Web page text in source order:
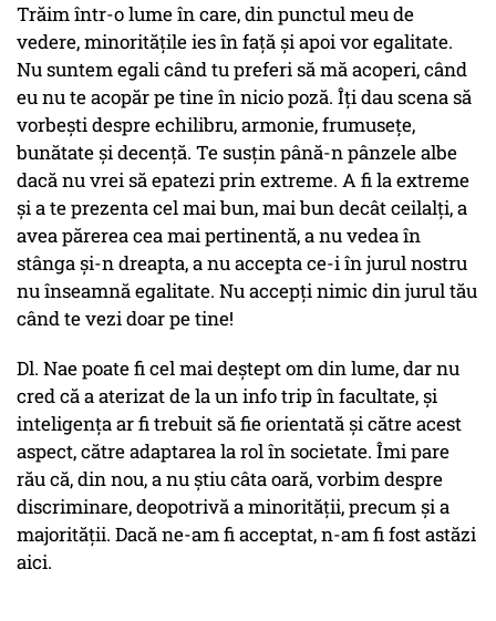
Trăim într-o lume în care, din punctul meu de
vedere, minoritățile ies în față și apoi vor egalitate.
Nu suntem egali când tu preferi să mă acoperi, când
eu nu te acopăr pe tine în nicio poză. Îți dau scena să
vorbești despre echilibru, armonie, frumusețe,
bunătate și decență. Te susțin până-n pânzele albe
dacă nu vrei să epatezi prin extreme. A fi la extreme
și a te prezenta cel mai bun, mai bun decât ceilalți, a
avea părerea cea mai pertinentă, a nu vedea în
stânga și-n dreapta, a nu accepta ce-i în jurul nostru
nu înseamnă egalitate. Nu accepți nimic din jurul tău
când te vezi doar pe tine!
Dl. Nae poate fi cel mai deștept om din lume, dar nu
cred că a aterizat de la un info trip în facultate, și
inteligența ar fi trebuit să fie orientată și către acest
aspect, către adaptarea la rol în societate. Îmi pare
rău că, din nou, a nu știu câta oară, vorbim despre
discriminare, deopotrivă a minorității, precum și a
majorității. Dacă ne-am fi acceptat, n-am fi fost astăzi
aici.